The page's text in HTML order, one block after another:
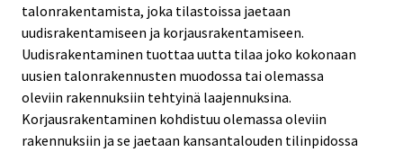
talonrakentamista, joka tilastoissa jaetaan
uudisrakentamiseen ja korjausrakentamiseen.
Uudisrakentaminen tuottaa uutta tilaa joko kokonaan
uusien talonrakennusten muodossa tai olemassa
oleviin rakennuksiin tehtyinä laajennuksina.
Korjausrakentaminen kohdistuu olemassa oleviin
rakennuksiin ja se jaetaan kansantalouden tilinpidossa